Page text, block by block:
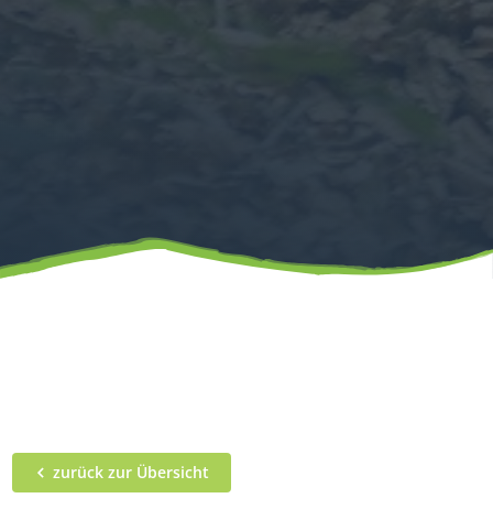
zurück zur Übersicht